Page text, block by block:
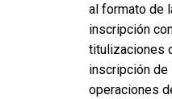
al formato de
inscripción
titulizaciones
inscripción
operaciones